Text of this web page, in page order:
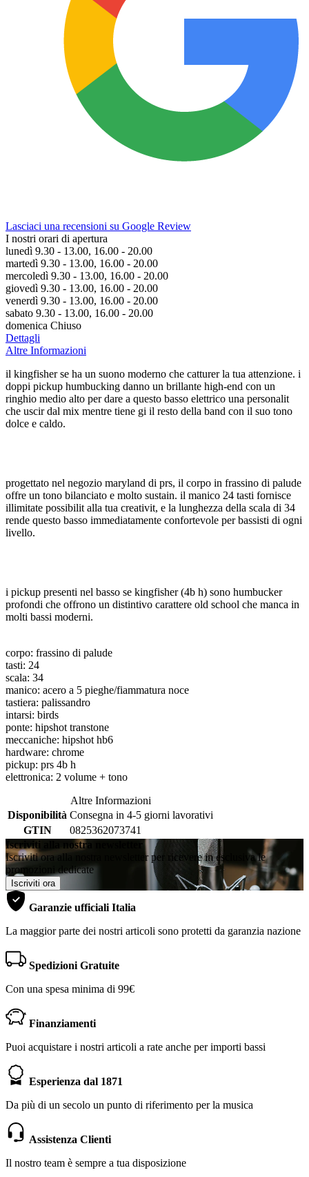
Lasciaci una recensioni su Google Review
I nostri orari di apertura
lunedì 9.30 - 13.00, 16.00 - 20.00
martedì 9.30 - 13.00, 16.00 - 20.00
mercoledì 9.30 - 13.00, 16.00 - 20.00
giovedì 9.30 - 13.00, 16.00 - 20.00
venerdì 9.30 - 13.00, 16.00 - 20.00
sabato 9.30 - 13.00, 16.00 - 20.00
domenica Chiuso
Dettagli
Altre Informazioni
il kingfisher se ha un suono moderno che catturer la tua attenzione. i
doppi pickup humbucking danno un brillante high-end con un
ringhio medio alto per dare a questo basso elettrico una personalit
che uscir dal mix mentre tiene gi il resto della band con il suo tono
dolce e caldo.
progettato nel negozio maryland di prs, il corpo in frassino di palude
offre un tono bilanciato e molto sustain. il manico 24 tasti fornisce
illimitate possibilit alla tua creativit, e la lunghezza della scala di 34
rende questo basso immediatamente confortevole per bassisti di ogni
livello.
i pickup presenti nel basso se kingfisher (4b h) sono humbucker
profondi che offrono un distintivo carattere old school che manca in
molti bassi moderni.
corpo: frassino di palude
tasti: 24
scala: 34
manico: acero a 5 pieghe/fiammatura noce
tastiera: palissandro
intarsi: birds
ponte: hipshot transtone
meccaniche: hipshot hb6
hardware: chrome
pickup: prs 4b h
elettronica: 2 volume + tono
Altre Informazioni
Disponibilità Consegna in 4-5 giorni lavorativi
GTIN
0825362073741
Iscriviti alla nostra newsletter
Iscriviti ora alla nostra newsletter per ricevere in esclusiva le
promozioni dedicate
Iscriviti ora
Garanzie ufficiali Italia
La maggior parte dei nostri articoli sono protetti da garanzia nazione
Spedizioni Gratuite
Con una spesa minima di 99€
Finanziamenti
Puoi acquistare i nostri articoli a rate anche per importi bassi
Esperienza dal 1871
Da più di un secolo un punto di riferimento per la musica
Assistenza Clienti
Il nostro team è sempre a tua disposizione